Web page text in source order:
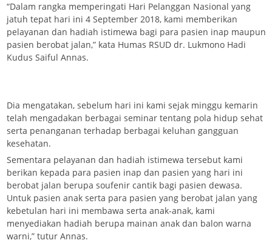
“Dalam rangka memperingati Hari Pelanggan Nasional yang
jatuh tepat hari ini 4 September 2018, kami memberikan
pelayanan dan hadiah istimewa bagi para pasien inap maupun
pasien berobat jalan,” kata Humas RSUD dr. Lukmono Hadi
Kudus Saiful Annas.
Dia mengatakan, sebelum hari ini kami sejak minggu kemarin
telah mengadakan berbagai seminar tentang pola hidup sehat
serta penanganan terhadap berbagai keluhan gangguan
kesehatan.
Sementara pelayanan dan hadiah istimewa tersebut kami
berikan kepada para pasien inap dan pasien yang hari ini
berobat jalan berupa soufenir cantik bagi pasien dewasa.
Untuk pasien anak serta para pasien yang berobat jalan yang
kebetulan hari ini membawa serta anak-anak, kami
menyediakan hadiah berupa mainan anak dan balon warna
warni,” tutur Annas.